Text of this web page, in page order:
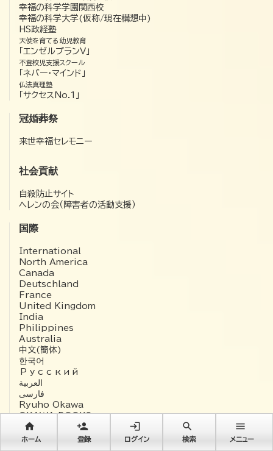
幸福の科学学園関西校
幸福の科学大学(仮称/現在構想中)
HS政経塾
天使を育てる幼児教育
「エンゼルプランV」
不登校児支援スクール
「ネバー・マインド」
仏法真理塾
「サクセスNo.1」
冠婚葬祭
来世幸福セレモニー
社会貢献
自殺防止サイト
ヘレンの会（障害者の活動支援）
国際
International
North America
Canada
Deutschland
France
United Kingdom
India
Philippines
Australia
中文(簡体)
한국어
Русский
العربية‏
فارسی
Ryuho Okawa
OKAWA BOOKS
home
ホーム
person_add
登録
login
ログイン
search
検索
menu
メニュー